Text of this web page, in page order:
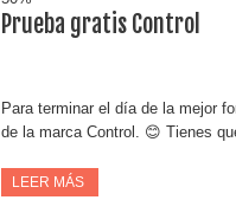
Prueba gratis Control
Para terminar el día de la mejor
de la marca Control. 😊 Tienes
LEER MÁS